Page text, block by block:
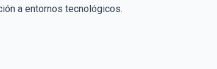
a entornos tecnológicos.